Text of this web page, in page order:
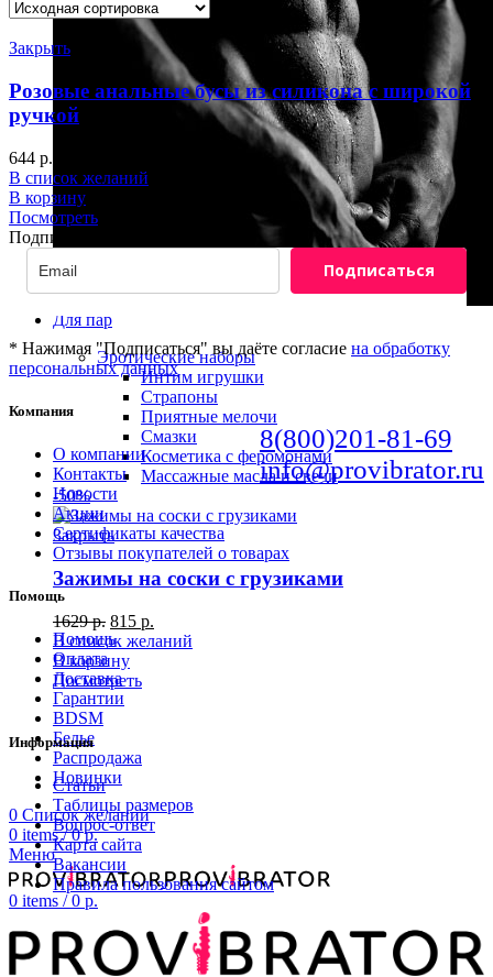
Для пар
Эротические наборы
Интим игрушки
Страпоны
Приятные мелочи
Смазки
Косметика с феромонами
Массажные масла и свечи
-50%
Закрыть
Зажимы на соски с грузиками
1629р. 815 р.
В список желаний
В корзину
Посмотреть
BDSM
Белье
Распродажа
Новинки
0 Список желаний
0 items / 0р.
Меню
0 items / 0 р.
Закрыть
Розовые анальные бусы из силикона с широкой
ручкой
644 р.
В список желаний
В корзину
Посмотреть
Подписка на новости
Подписаться
* Нажимая "Подписаться" вы даёте согласие на обработку
персональных данных
8(800)201-81-69
info@provibrator.ru
Компания
О компании
Контакты
Новости
Акции
Сертификаты качества
Отзывы покупателей о товарах
Помощь
Помощь
Оплата
Доставка
Гарантии
Информация
Статьи
Таблицы размеров
Вопрос-ответ
Карта сайта
Вакансии
Правила пользования сайтом